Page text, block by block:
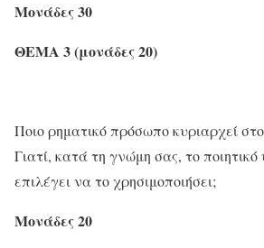
Μονάδες 30
ΘΕΜΑ 3(μονάδες20)
Ποιο ρηματικό πρόσωπο κυριαρχεί
Γιατί, κατά τη γνώμη σας, το ποιητικό
επιλέγει να το χρησιμοποιήσει;
Μονάδες20